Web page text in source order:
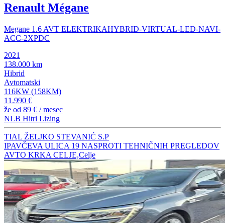
Renault Mégane
Megane 1.6 AVT ELEKTRIKAHYBRID-VIRTUAL-LED-NAVI-
ACC-2XPDC
2021
138.000 km
Hibrid
Avtomatski
116KW (158KM)
11.990 €
že od 89 € / mesec
NLB Hitri Lizing
TIAL ŽELJKO STEVANIĆ S.P
IPAVČEVA ULICA 19 NASPROTI TEHNIČNIH PREGLEDOV
AVTO KRKA CELJE,Celje